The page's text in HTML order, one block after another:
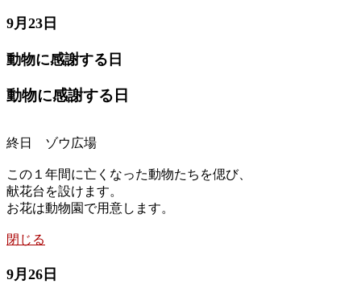
9月23日
動物に感謝する日
動物に感謝する日
終日 ゾウ広場
この１年間に亡くなった動物たちを偲び、
献花台を設けます。
お花は動物園で用意します。
閉じる
9月26日